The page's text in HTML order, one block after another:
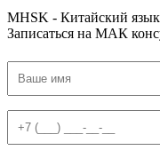
MHSK - Китайский
Записаться на МАК